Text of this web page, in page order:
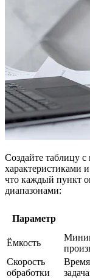
Создайте таблицу
характеристиками
что каждый пункт
диапазонами:
Параметр
Ёмкость
Скорость
обработки